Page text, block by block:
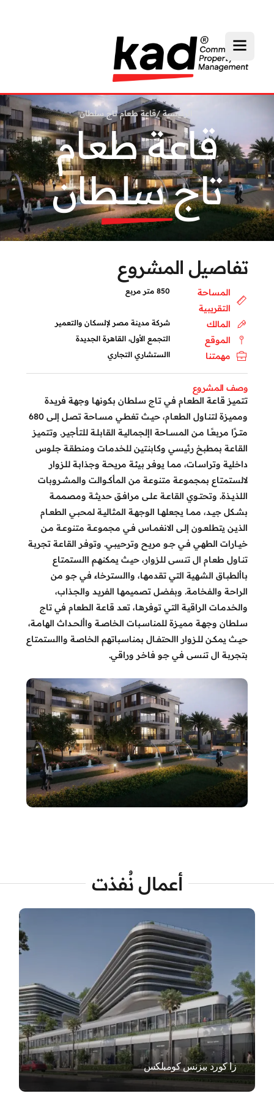
الرئيسية /قاعة طعام تاج سلطان
قاعة طعام
تاج سلطان
تفاصيل المشروع
المساحة
التقريبية
850 متر مربع
المالك شركة مدينة مصر لإلسكان والتعمير
الموقع التجمع الأول، القاهرة الجديدة
مهمتنا االستشاري التجاري
وصف المشروع
تتميـز قاعـة الطعـام فـي تـاج سـلطان بكونهـا وجهـة فريـدة
ومميـزة لتنـاول الطعـام، حيــث تغطــي مســاحة تصــل إلــى 680
متــرًا مربعًــا مــن المســاحة اإلجماليــة القابلــة للتأجيـر. وتتميـز
القاعـة بمطبـخ رئيسـي وكابنتيـن للخدمـات ومنطقـة جلـوس
داخليـة وتراسـات، ممـا يوفـر بيئـة مريحـة وجذابـة للـزوار
لالسـتمتاع بمجموعـة متنوعـة مـن المأكــوالت والمشــروبات
اللذيــذة. وتحتــوي القاعــة علــى مرافــق حديثــة ومصممــة
بشــكل جيــد، ممــا يجعلهــا الوجهــة المثاليــة لمحبــي الطعــام
الذيــن يتطلعــون إلــى الانغمــاس فــي مجموعــة متنوعــة مــن
خيــارات الطهــي فــي جــو مريــح وترحيبــي. وتوفـر القاعـة تجربـة
تنـاول طعـام ال تنسـى للـزوار، حيـث يمكنهـم االسـتمتاع
باألطبـاق الشـهية التـي تقدمهـا، واالسـترخاء فـي جـو مـن
الراحـة والفخامـة. وبفضـل تصميمهـا الفريـد والجـذاب،
والخدمـات الراقيـة التـي توفرهـا، تعـد قاعـة الطعام في تاج
سـلطان وجهــة مميــزة للمناســبات الخاصــة واألحــداث الهامــة،
حيــث يمكــن للــزوار االحتفــال بمناسـباتهم الخاصـة واالسـتمتاع
بتجربـة ال تنسـى فـي جـو فاخـر وراقـي.
أعمال نُفذت
VIEW
زا كورد بيزنس كومبلكس